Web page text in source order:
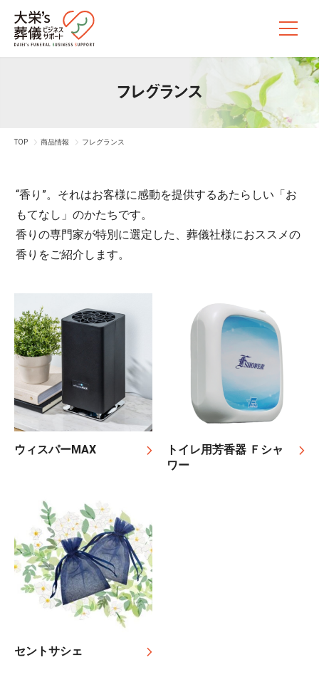
フレグランス
TOP 商品情報 フレグランス
“香り”。それはお客様に感動を提供するあたらしい「お
もてなし」のかたちです。
香りの専門家が特別に選定した、葬儀社様におススメの
香りをご紹介します。
ウィスパーMAX
トイレ用芳香器 Ｆシャ
ワー
セントサシェ